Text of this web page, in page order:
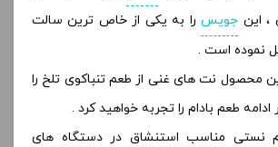
این جویسرا به یکی از خاص ترین سالت
نموده است .
محصول نت های غنی از طعم تنباکوی تلخ را
طعم بادام را تجربه خواهید کرد .
نستی مناسب استنشاق در دستگاه های